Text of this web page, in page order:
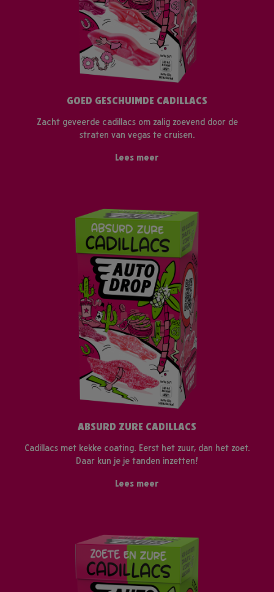
GOED GESCHUIMDE CADILLACS
Zacht geveerde cadillacs om zalig zoevend door de
straten van vegas te cruisen.
Lees meer
ABSURD ZURE CADILLACS
Cadillacs met kekke coating. Eerst het zuur, dan het zoet.
Daar kun je je tanden inzetten!
Lees meer